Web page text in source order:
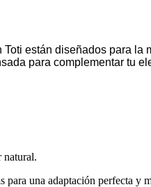
están diseñados para
para complementar tu
natural.
para una adaptación perfecta y